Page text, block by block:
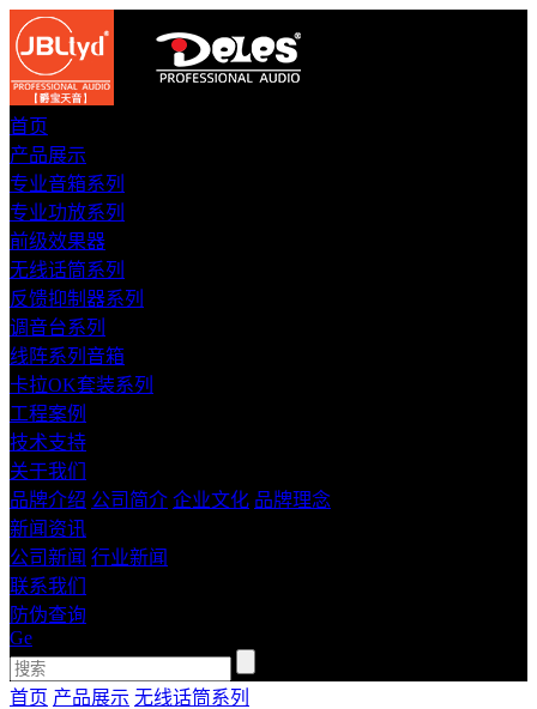
首页
产品展示
专业音箱系列
专业功放系列
前级效果器
无线话筒系列
反馈抑制器系列
调音台系列
线阵系列音箱
卡拉OK套装系列
工程案例
技术支持
关于我们
品牌介绍 公司简介 企业文化 品牌理念
新闻资讯
公司新闻 行业新闻
联系我们
防伪查询
Ge
首页 产品展示 无线话筒系列